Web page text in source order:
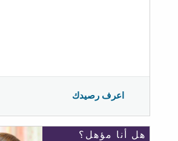
اعرف رصيدك
هل أنا مؤهل؟